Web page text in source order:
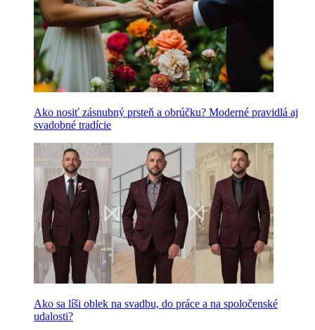
Ako nosiť zásnubný prsteň a obrúčku? Moderné pravidlá aj
svadobné tradície
Ako sa líši oblek na svadbu, do práce a na spoločenské
udalosti?